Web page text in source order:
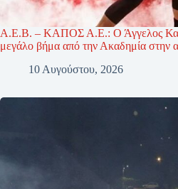
Α.Ε.Β. – ΚΑΠΟΣ Α.Ε.: Ο Άγγελος
μεγάλο βήμα από την Ακαδημία στην
10 Αυγούστου, 2026